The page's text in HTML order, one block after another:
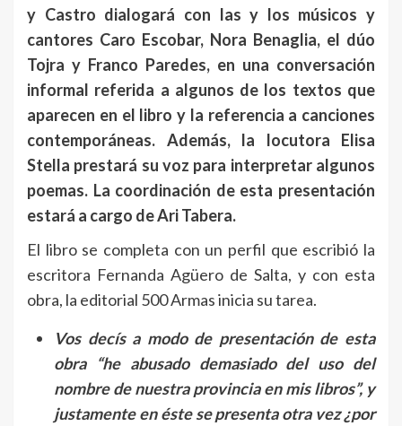
y Castro dialogará con las y los músicos y
cantores Caro Escobar, Nora Benaglia, el dúo
Tojra y Franco Paredes, en una conversación
informal referida a algunos de los textos que
aparecen en el libro y la referencia a canciones
contemporáneas. Además, la locutora Elisa
Stella prestará su voz para interpretar algunos
poemas. La coordinación de esta presentación
estará a cargo de Ari Tabera.
El libro se completa con un perfil que escribió la
escritora Fernanda Agüero de Salta, y con esta
obra, la editorial 500 Armas inicia su tarea.
Vos decís a modo de presentación de esta
obra “he abusado demasiado del uso del
nombre de nuestra provincia en mis libros”, y
justamente en éste se presenta otra vez ¿por